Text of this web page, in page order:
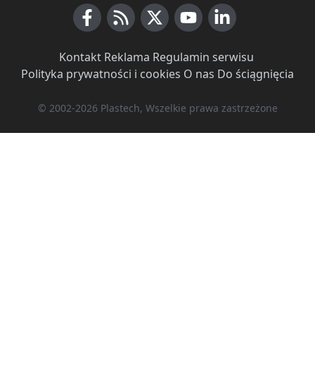
Kontakt· Reklama Regulamin serwisu
Polityka prywatności i cookies O nas Do ściągnięcia
© 2002-2026 Plastech, Wszelkie prawa zastrzeżone